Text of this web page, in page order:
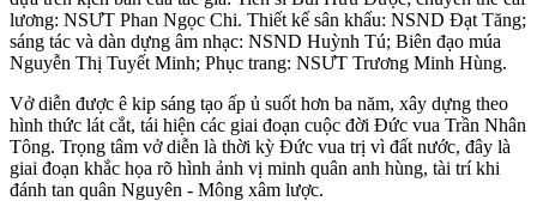
lương: NSƯT Phan Ngọc Chi. Thiết kế sân khấu: NSND Đạt Tăng;
sáng tác và dàn dựng âm nhạc: NSND Huỳnh Tú; Biên đạo múa
Nguyễn Thị Tuyết Minh; Phục trang: NSƯT Trương Minh Hùng.
Vở diễn được ê kip sáng tạo ấp ủ suốt hơn ba năm, xây dựng theo
hình thức lát cắt, tái hiện các giai đoạn cuộc đời Đức vua Trần Nhân
Tông. Trọng tâm vở diễn là thời kỳ Đức vua trị vì đất nước, đây là
giai đoạn khắc họa rõ hình ảnh vị minh quân anh hùng, tài trí khi
đánh tan quân Nguyên - Mông xâm lược.